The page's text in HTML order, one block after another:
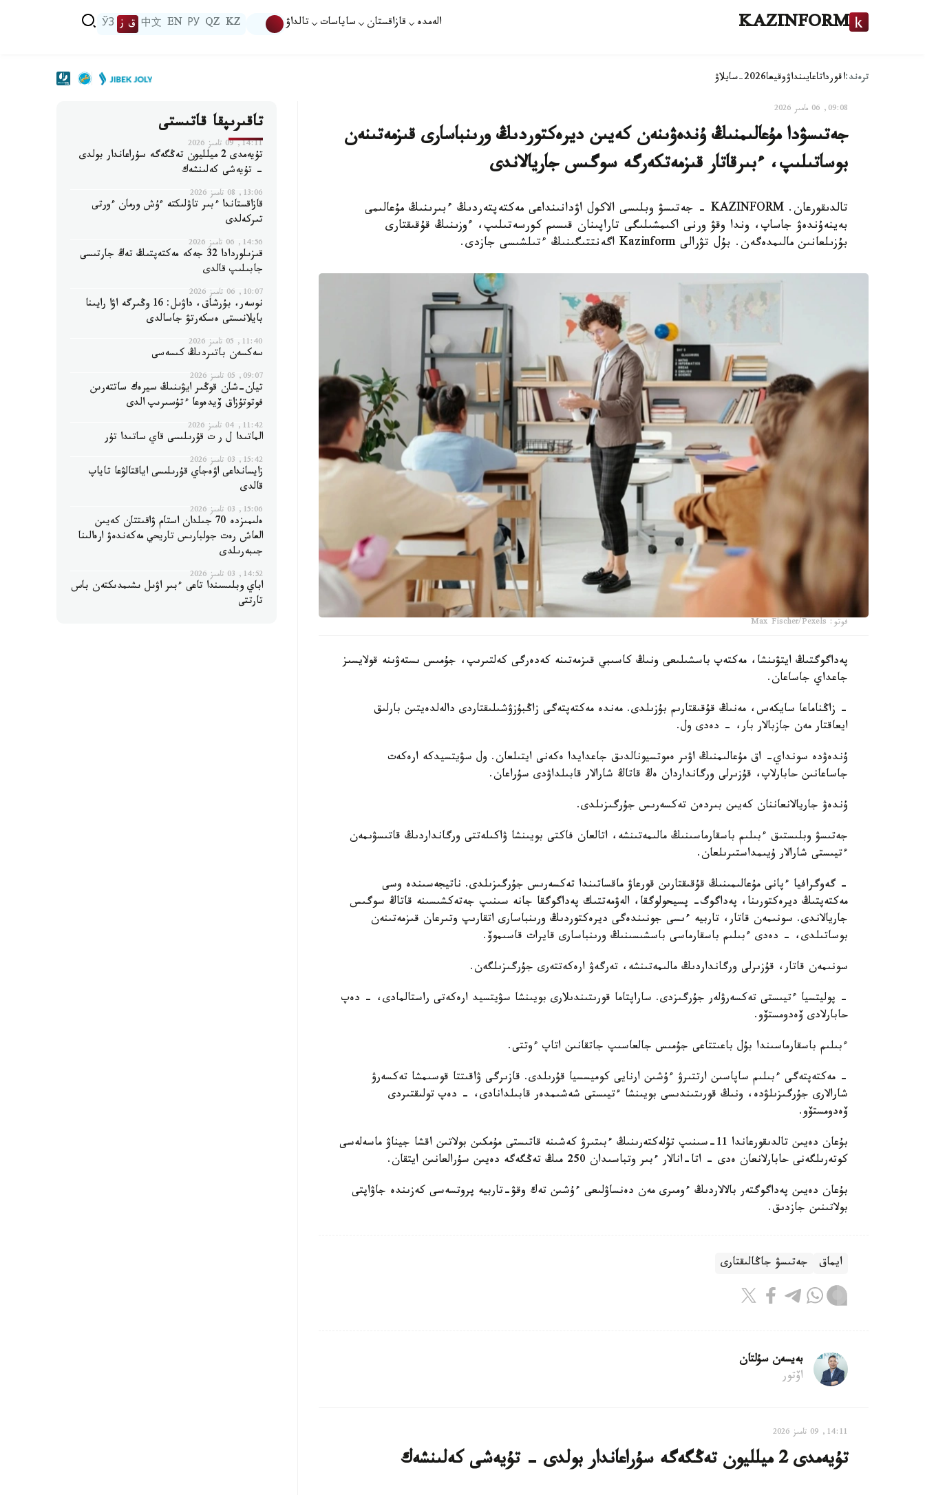
KAZINFORM الەمدە قازاقستان ساياسات تالداۋ KZ
QZ
РУ
EN
中文 ق ز ЎЗ
ترەند:اقورداتاعايىنداۋوقيعا2026-سايلاۋ
09:08, 06 مامىر 2026
جەتىسۋدا مۇعالىمنىڭ ۇندەۋىنەن كەيىن ديرەكتوردىڭ ورىنباسارى قىزمەتىنەن
بوساتىلىپ، ءبىرقاتار قىزمەتكەرگە سوگىس جاريالاندى
تالدىقورعان. KAZINFORM - جەتىسۋ وبلىسى الاكول اۋدانىنداعى مەكتەپتەردىڭ ءبىرىنىڭ مۇعالىمى
بەينەۇندەۋ جاساپ، وندا وقۋ ورنى اكىمشىلىگى تاراپىنان قىسىم كورسەتىلىپ، ءوزىنىڭ قۇقىقتارى
بۇزىلعانىن مالىمدەگەن. بۇل تۋرالى Kazinform اگەنتتىگىنىڭ ءتىلشىسى جازدى.
فوتو: Max Fischer/Pexels
پەداگوگتىڭ ايتۋىنشا، مەكتەپ باسشىلىعى ونىڭ كاسىبي قىزمەتىنە كەدەرگى كەلتىرىپ، جۇمىس ىستەۋىنە قولايسىز
جاعداي جاساعان.
- زاڭناماعا سايكەس، مەنىڭ قۇقىقتارىم بۇزىلدى. مەندە مەكتەپتەگى زاڭبۇزۋشىلىقتاردى دالەلدەيتىن بارلىق
ايعاقتار مەن جازبالار بار، - دەدى ول.
ۇندەۋدە سونداي- اق مۇعالىمنىڭ اۋىر ەموتسيونالدىق جاعدايدا ەكەنى ايتىلعان. ول سۋيتسيدكە ارەكەت
جاساعانىن حابارلاپ، قۇزىرلى ورگانداردان ەڭ قاتاڭ شارالار قابىلداۋدى سۇراعان.
ۇندەۋ جاريالانعاننان كەيىن بىردەن تەكسەرىس جۇرگىزىلدى.
جەتىسۋ وبلىستىق ءبىلىم باسقارماسىنىڭ مالىمەتىنشە، اتالعان فاكتى بويىنشا ۋاكىلەتتى ورگانداردىڭ قاتىسۋىمەن
ءتيىستى شارالار ۇيىمداستىرىلعان.
- گەوگرافيا ءپانى مۇعالىمىنىڭ قۇقىقتارىن قورعاۋ ماقساتىندا تەكسەرىس جۇرگىزىلدى. ناتيجەسىندە وسى
مەكتەپتىڭ ديرەكتورىنا، پەداگوگ- پسيحولوگقا، الەۋمەتتىك پەداگوگقا جانە سىنىپ جەتەكشىسىنە قاتاڭ سوگىس
جاريالاندى. سونىمەن قاتار، تاربيە ءىسى جونىندەگى ديرەكتوردىڭ ورىنباسارى اتقارىپ وتىرعان قىزمەتىنەن
بوساتىلدى، - دەدى ءبىلىم باسقارماسى باسشىسىنىڭ ورىنباسارى قايرات قاسىموۆ.
سونىمەن قاتار، قۇزىرلى ورگانداردىڭ مالىمەتىنشە، تەرگەۋ ارەكەتتەرى جۇرگىزىلگەن.
- پوليتسيا ءتيىستى تەكسەرۋلەر جۇرگىزدى. ساراپتاما قورىتىندىلارى بويىنشا سۋيتسيد ارەكەتى راستالمادى، - دەپ
حابارلادى ۆەدومستۆو.
ءبىلىم باسقارماسىندا بۇل باعىتتاعى جۇمىس جالعاسىپ جاتقانىن اتاپ ءوتتى.
- مەكتەپتەگى ءبىلىم ساپاسىن ارتتىرۋ ءۇشىن ارنايى كوميسسيا قۇرىلدى. قازىرگى ۋاقىتتا قوسىمشا تەكسەرۋ
شارالارى جۇرگىزىلۋدە، ونىڭ قورىتىندىسى بويىنشا ءتيىستى شەشىمدەر قابىلدانادى، - دەپ تولىقتىردى
ۆەدومستۆو.
بۇعان دەيىن تالدىقورعاندا 11-سىنىپ تۇلەكتەرىنىڭ ءبىتىرۋ كەشىنە قاتىستى مۇمكىن بولاتىن اقشا جيناۋ ماسەلەسى
كوتەرىلگەنى حابارلانعان ەدى - اتا-انالار ءبىر وتباسىدان 250 مىڭ تەڭگەگە دەيىن سۇرالعانىن ايتقان.
بۇعان دەيىن پەداگوگتەر بالالاردىڭ ءومىرى مەن دەنساۋلىعى ءۇشىن تەك وقۋ-تاربيە پروتسەسى كەزىندە جاۋاپتى
بولاتىنىن جازدىق.
ايماق جەتىسۋ جاڭالىقتارى
بەيسەن سۇلتان
اۆتور
14:11, 09 تامىز 2026
تۇيەمدى 2 ميلليون تەڭگەگە سۇراعاندار بولدى - تۇيەشى كەلىنشەك
تاقىرىپقا قاتىستى
14:11, 09 تامىز 2026
تۇيەمدى 2 ميلليون تەڭگەگە سۇراعاندار بولدى
- تۇيەشى كەلىنشەك
13:06, 08 تامىز 2026
قازاقستاندا ءبىر تاۋلىكتە ءۇش ورمان ءورتى
تىركەلدى
14:56, 06 تامىز 2026
قىزىلوردادا 32 جەكە مەكتەپتىڭ تەڭ جارتىسى
جابىلىپ قالدى
10:07, 06 تامىز 2026
نوسەر، بۇرشاق، داۋىل: 16 وڭىرگە اۋا رايىنا
بايلانىستى ەسكەرتۋ جاسالدى
11:40, 05 تامىز 2026
سەكسەن باتىردىڭ كىسەسى
09:07, 05 تامىز 2026
تيان-شان قوڭىر ايۋىنىڭ سيرەك ساتتەرىن
فوتوتۇزاق ۆيدەوعا ءتۇسىرىپ الدى
11:42, 04 تامىز 2026
الماتىدا ل ر ت قۇرىلىسى قاي ساتىدا تۇر
15:42, 03 تامىز 2026
زايسانداعى اۋەجاي قۇرىلىسى اياقتالۋعا تاياپ
قالدى
15:06, 03 تامىز 2026
ەلىمىزدە 70 جىلدان استام ۋاقىتتان كەيىن
العاش رەت جولبارىس تاريحي مەكەندەۋ ارەالىنا
جىبەرىلدى
14:52, 03 تامىز 2026
اباي وبلىسىندا تاعى ءبىر اۋىل ىشىمدىكتەن باس
تارتتى